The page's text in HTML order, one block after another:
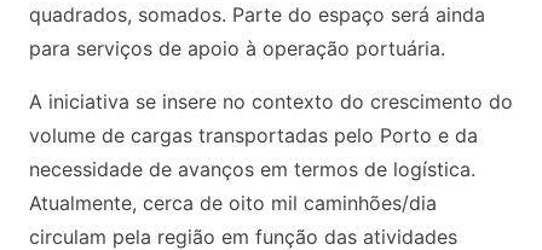
quadrados, somados. Parte do espaço será ainda
para serviços de apoio à operação portuária.
A iniciativa se insere no contexto do crescimento do
volume de cargas transportadas pelo Porto e da
necessidade de avanços em termos de logística.
Atualmente, cerca de oito mil caminhões/dia
circulam pela região em função das atividades